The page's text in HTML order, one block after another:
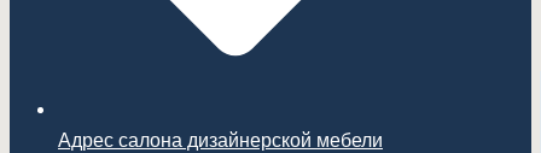
Адрес салона дизайнерской мебели